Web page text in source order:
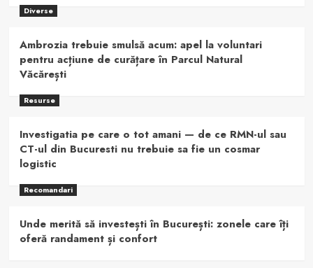
Diverse
Ambrozia trebuie smulsă acum: apel la voluntari
pentru acțiune de curățare în Parcul Natural
Văcărești
Resurse
Investigatia pe care o tot amani — de ce RMN-ul sau
CT-ul din Bucuresti nu trebuie sa fie un cosmar
logistic
Recomandari
Unde merită să investești în București: zonele care îți
oferă randament și confort